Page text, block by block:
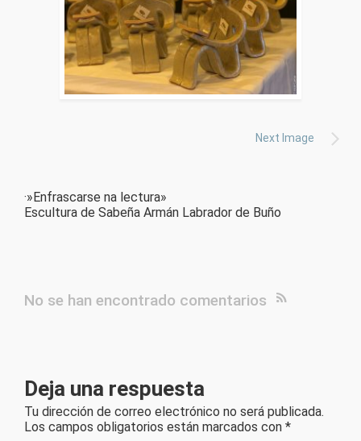
Next Image
·»Enfrascarse na lectura»
Escultura de Sabeña Armán Labrador de Buño
No se han encontrado comentarios
Deja una respuesta
Tu dirección de correo electrónico no será publicada.
Los campos obligatorios están marcados con *